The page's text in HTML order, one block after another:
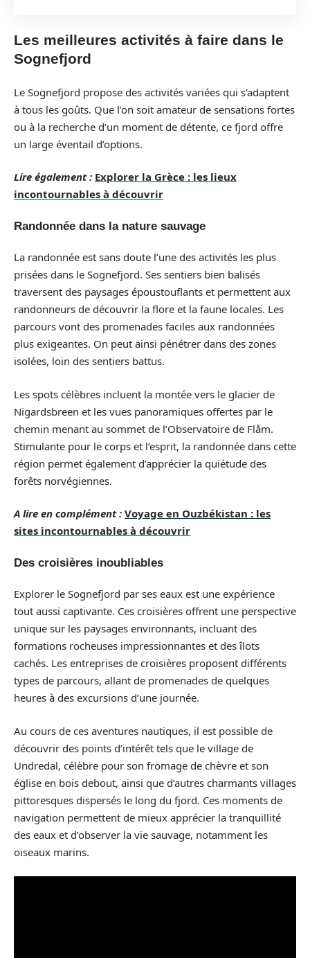
Les meilleures activités à faire dans le
Sognefjord
Le Sognefjord propose des activités variées qui s’adaptent
à tous les goûts. Que l’on soit amateur de sensations fortes
ou à la recherche d’un moment de détente, ce fjord offre
un large éventail d’options.
Lire également : Explorer la Grèce : les lieux
incontournables à découvrir
Randonnée dans la nature sauvage
La randonnée est sans doute l’une des activités les plus
prisées dans le Sognefjord. Ses sentiers bien balisés
traversent des paysages époustouflants et permettent aux
randonneurs de découvrir la flore et la faune locales. Les
parcours vont des promenades faciles aux randonnées
plus exigeantes. On peut ainsi pénétrer dans des zones
isolées, loin des sentiers battus.
Les spots célèbres incluent la montée vers le glacier de
Nigardsbreen et les vues panoramiques offertes par le
chemin menant au sommet de l’Observatoire de Flåm.
Stimulante pour le corps et l’esprit, la randonnée dans cette
région permet également d’apprécier la quiétude des
forêts norvégiennes.
A lire en complément : Voyage en Ouzbékistan : les
sites incontournables à découvrir
Des croisières inoubliables
Explorer le Sognefjord par ses eaux est une expérience
tout aussi captivante. Ces croisières offrent une perspective
unique sur les paysages environnants, incluant des
formations rocheuses impressionnantes et des îlots
cachés. Les entreprises de croisières proposent différents
types de parcours, allant de promenades de quelques
heures à des excursions d’une journée.
Au cours de ces aventures nautiques, il est possible de
découvrir des points d’intérêt tels que le village de
Undredal, célèbre pour son fromage de chèvre et son
église en bois debout, ainsi que d’autres charmants villages
pittoresques dispersés le long du fjord. Ces moments de
navigation permettent de mieux apprécier la tranquillité
des eaux et d’observer la vie sauvage, notamment les
oiseaux marins.